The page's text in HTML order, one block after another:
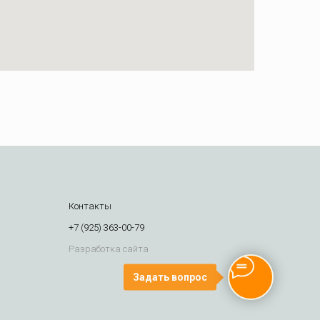
Задать вопрос
Контакты
+7 (925) 363-00-79
Разработка сайта